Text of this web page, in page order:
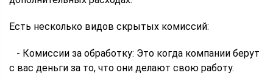
Есть несколько видов скрытых комиссий:
- Комиссии за обработку: Это когда компании берут
с вас деньги за то, что они делают свою работу.